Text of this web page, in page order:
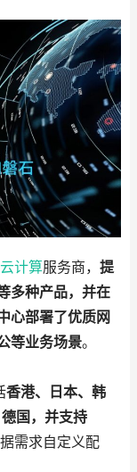
云计算服务商， 提
多种产品，并在
心部署了优质网
等业务场景。
香港、日本、韩
国，并支持
需求自定义配